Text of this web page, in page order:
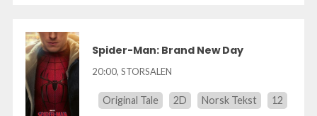
Spider-Man: Brand New Day
20:00, STORSALEN
Original Tale 2D Norsk Tekst 12